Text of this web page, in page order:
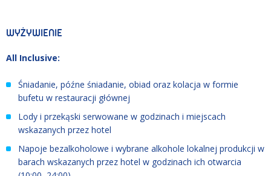
WYŻYWIENIE
All Inclusive:
Śniadanie, późne śniadanie, obiad oraz kolacja w formie
bufetu w restauracji głównej
Lody i przekąski serwowane w godzinach i miejscach
wskazanych przez hotel
Napoje bezalkoholowe i wybrane alkohole lokalnej produkcji w
barach wskazanych przez hotel w godzinach ich otwarcia